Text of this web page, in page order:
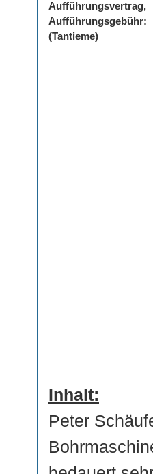
Aufführungsvertrag,
Aufführungsgebühr:
(Tantieme)
Inhalt:
Peter